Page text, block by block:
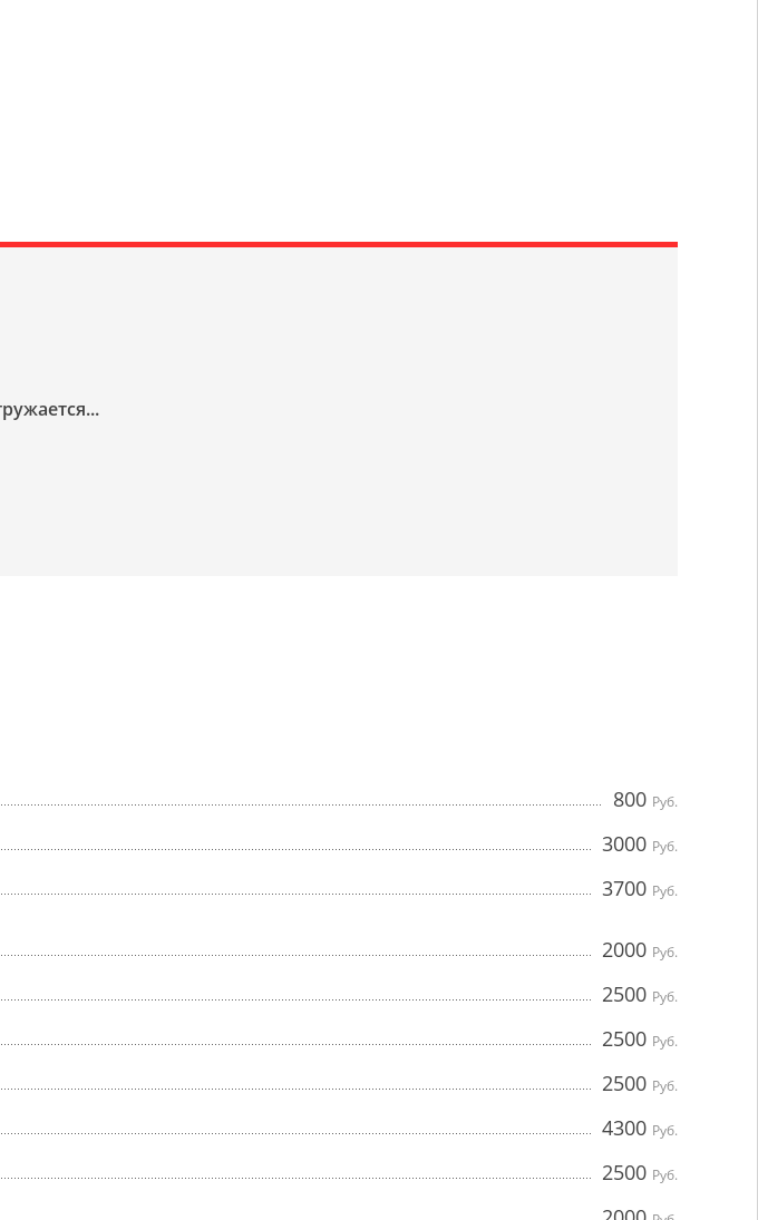
800 Руб.
3000 Руб.
3700 Руб.
2000 Руб.
2500 Руб.
2500 Руб.
2500 Руб.
4300 Руб.
2500 Руб.